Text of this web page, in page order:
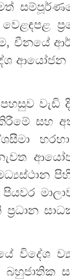
චීනයේ
ආයෝජන
වැඩි
සහ
විදේශ